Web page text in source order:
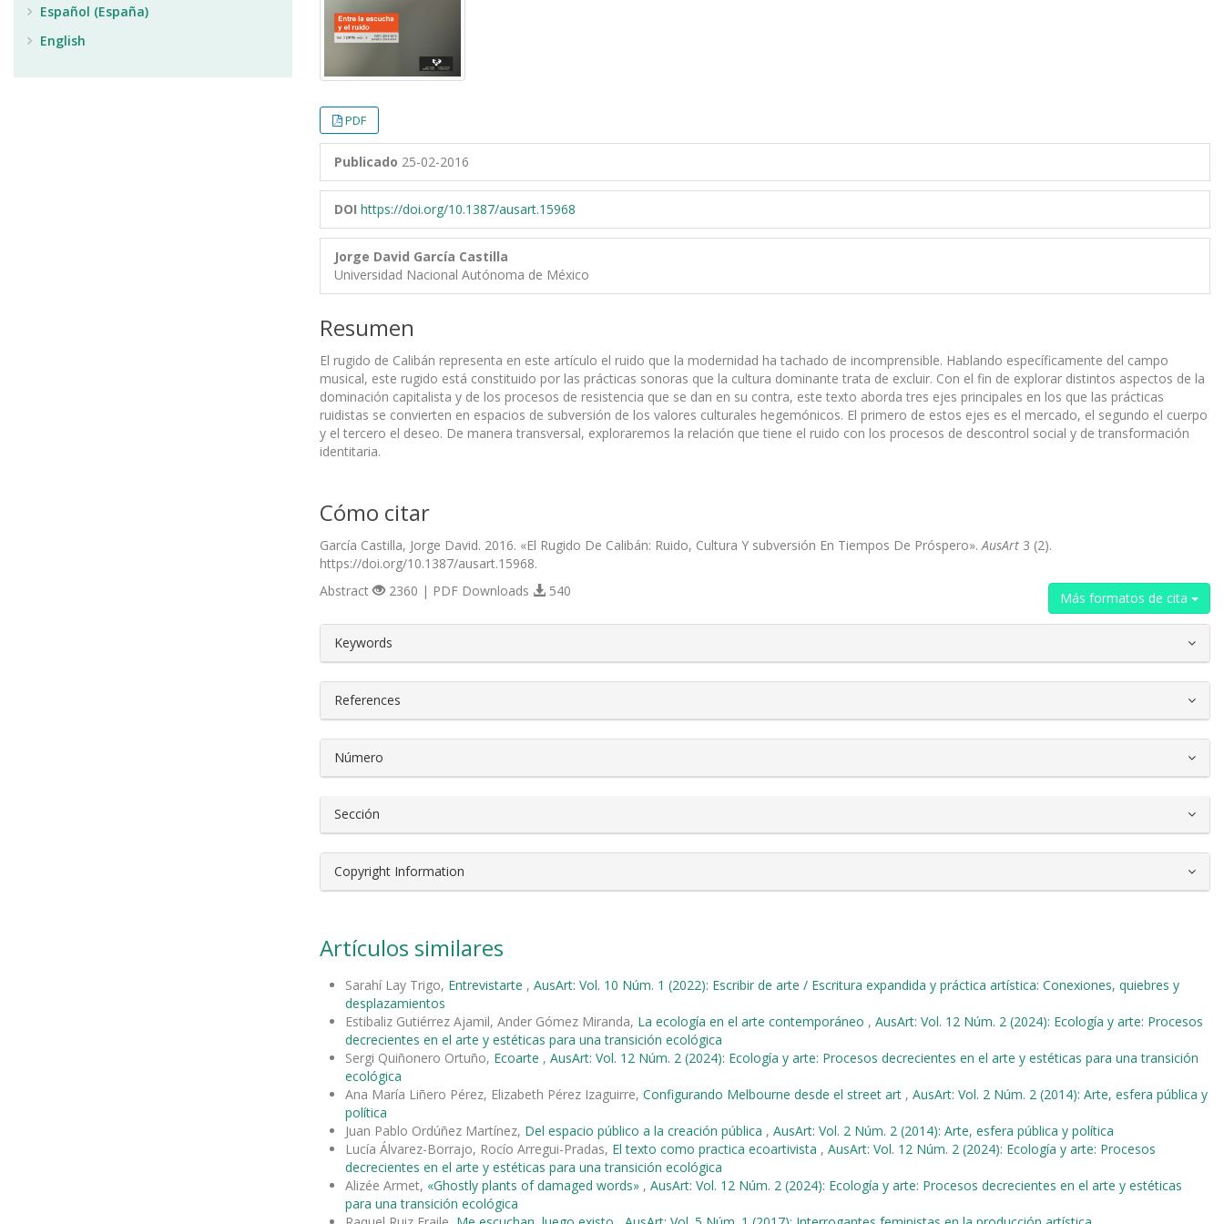
PDF
Publicado 25-02-2016
DOI https://doi.org/10.1387/ausart.15968
Jorge David García Castilla
Universidad Nacional Autónoma de México
Resumen
El rugido de Calibán representa en este artículo el ruido que la modernidad ha tachado de incomprensible. Hablando específicamente del campo
musical, este rugido está constituido por las prácticas sonoras que la cultura dominante trata de excluir. Con el fin de explorar distintos aspectos de la
dominación capitalista y de los procesos de resistencia que se dan en su contra, este texto aborda tres ejes principales en los que las prácticas
ruidistas se convierten en espacios de subversión de los valores culturales hegemónicos. El primero de estos ejes es el mercado, el segundo el cuerpo
y el tercero el deseo. De manera transversal, exploraremos la relación que tiene el ruido con los procesos de descontrol social y de transformación
identitaria.
Cómo citar
García Castilla, Jorge David. 2016. «El Rugido De Calibán: Ruido, Cultura Y subversión En Tiempos De Próspero». AusArt 3 (2).
https://doi.org/10.1387/ausart.15968.
Más formatos de cita
Abstract 2360 | PDF Downloads 540
##plugins.themes.bootstrap3.article.details##
Keywords
References
Número
Sección
Copyright Information
Artículos similares
Sarahí Lay Trigo, Entrevistarte , AusArt: Vol. 10 Núm. 1 (2022): Escribir de arte / Escritura expandida y práctica artística: Conexiones, quiebres y
desplazamientos
Estibaliz Gutiérrez Ajamil, Ander Gómez Miranda, La ecología en el arte contemporáneo , AusArt: Vol. 12 Núm. 2 (2024): Ecología y arte: Procesos
decrecientes en el arte y estéticas para una transición ecológica
Sergi Quiñonero Ortuño, Ecoarte , AusArt: Vol. 12 Núm. 2 (2024): Ecología y arte: Procesos decrecientes en el arte y estéticas para una transición
ecológica
Ana María Liñero Pérez, Elizabeth Pérez Izaguirre, Configurando Melbourne desde el street art , AusArt: Vol. 2 Núm. 2 (2014): Arte, esfera pública y
política
Juan Pablo Ordúñez Martínez, Del espacio público a la creación pública , AusArt: Vol. 2 Núm. 2 (2014): Arte, esfera pública y política
Lucía Álvarez-Borrajo, Rocío Arregui-Pradas, El texto como practica ecoartivista , AusArt: Vol. 12 Núm. 2 (2024): Ecología y arte: Procesos
decrecientes en el arte y estéticas para una transición ecológica
Alizée Armet, «Ghostly plants of damaged words» , AusArt: Vol. 12 Núm. 2 (2024): Ecología y arte: Procesos decrecientes en el arte y estéticas
para una transición ecológica
Español (España)
English